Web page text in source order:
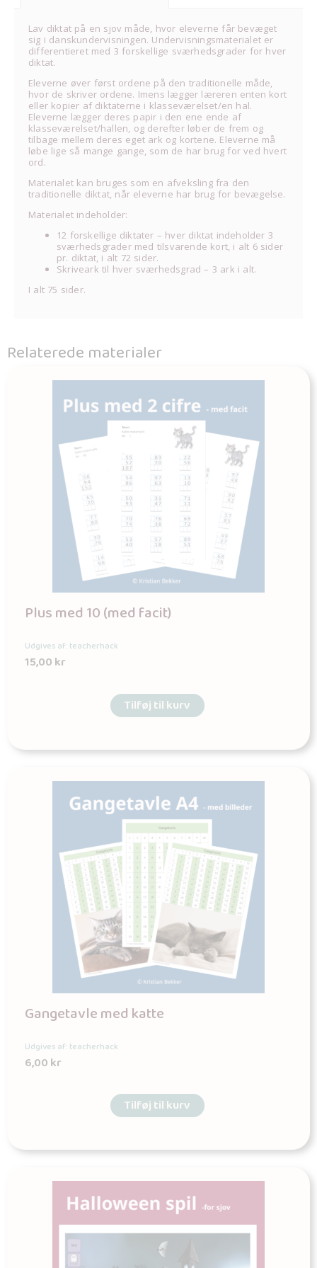
Lav diktat på en sjov måde, hvor eleverne får bevæget
sig i danskundervisningen. Undervisningsmaterialet er
differentieret med 3 forskellige sværhedsgrader for hver
diktat.
Eleverne øver først ordene på den traditionelle måde,
hvor de skriver ordene. Imens lægger læreren enten kort
eller kopier af diktaterne i klasseværelset/en hal.
Eleverne lægger deres papir i den ene ende af
klasseværelset/hallen, og derefter løber de frem og
tilbage mellem deres eget ark og kortene. Eleverne må
løbe lige så mange gange, som de har brug for ved hvert
ord.
Materialet kan bruges som en afveksling fra den
traditionelle diktat, når eleverne har brug for bevægelse.
Materialet indeholder:
12 forskellige diktater – hver diktat indeholder 3
sværhedsgrader med tilsvarende kort, i alt 6 sider
pr. diktat, i alt 72 sider.
Skriveark til hver sværhedsgrad – 3 ark i alt.
I alt 75 sider.
Relaterede materialer
Plus med 10 (med facit)
Udgives af: teacherhack
15,00kr
Tilføj til kurv
Gangetavle med katte
Udgives af: teacherhack
6,00kr
Tilføj til kurv